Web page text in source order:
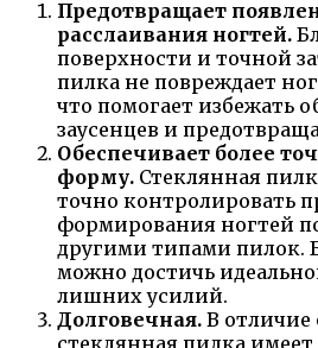
Предотвращает
расслаивания ногтей.
поверхности и точной
пилка не повреждает
что помогает избежать
заусенцев и
Обеспечивает более
форму. Стеклянная
точно контролировать
формирования ногтей
другими типами пилок.
можно достичь
лишних усилий.
Долговечная. В
стеклянная пилка